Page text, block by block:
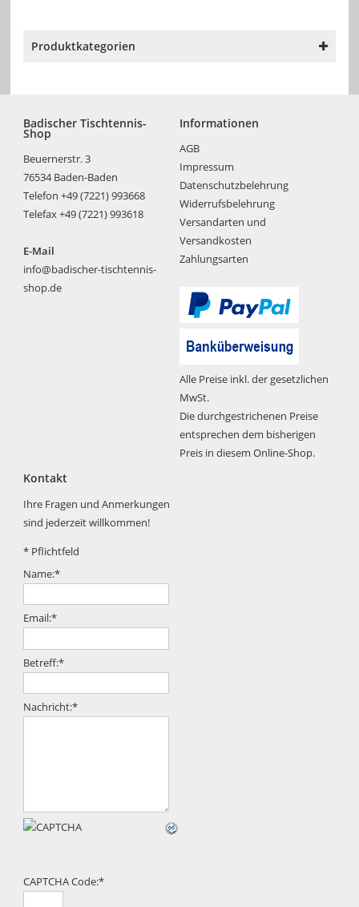
Produktkategorien
Badischer Tischtennis-
Shop
Beuernerstr. 3
76534 Baden-Baden
Telefon +49 (7221) 993668
Telefax +49 (7221) 993618
E-Mail
info@badischer-tischtennis-
shop.de
Informationen
AGB
Impressum
Datenschutzbelehrung
Widerrufsbelehrung
Versandarten und
Versandkosten
Zahlungsarten
Alle Preise inkl. der gesetzlichen
MwSt.
Die durchgestrichenen Preise
entsprechen dem bisherigen
Preis in diesem Online-Shop.
Kontakt
Ihre Fragen und Anmerkungen
sind jederzeit willkommen!
* Pflichtfeld
Name:*
Email:*
Betreff:*
Nachricht:*
CAPTCHA Code:*